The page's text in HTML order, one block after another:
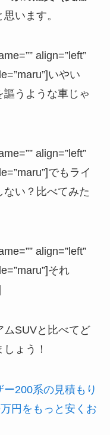
います。
align=”left”
いやい
うような車じゃ
align=”left”
でもライ
い？比べてみた
align=”left”
それ
ムSUVと比べてど
ょう！
200系の見積もり
円をもっと安くお